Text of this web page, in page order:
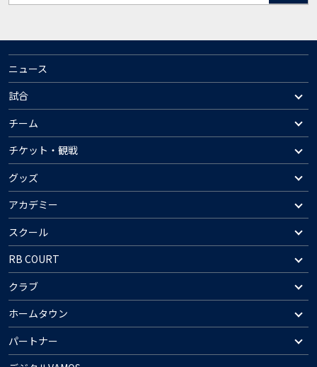
ニュース
試合
チーム
チケット・観戦
グッズ
アカデミー
スクール
RB COURT
クラブ
ホームタウン
パートナー